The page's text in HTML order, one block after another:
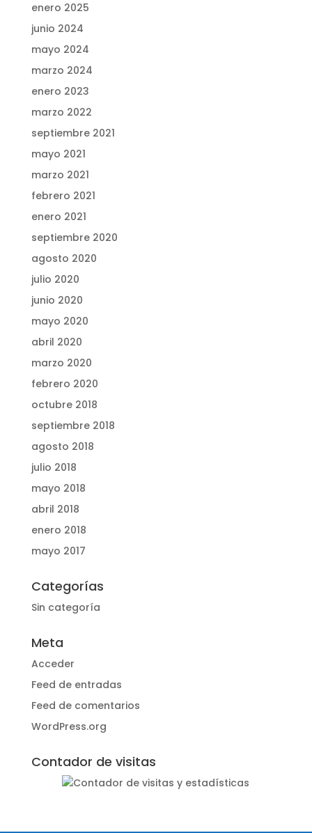
enero 2025
junio 2024
mayo 2024
marzo 2024
enero 2023
marzo 2022
septiembre 2021
mayo 2021
marzo 2021
febrero 2021
enero 2021
septiembre 2020
agosto 2020
julio 2020
junio 2020
mayo 2020
abril 2020
marzo 2020
febrero 2020
octubre 2018
septiembre 2018
agosto 2018
julio 2018
mayo 2018
abril 2018
enero 2018
mayo 2017
Categorías
Sin categoría
Meta
Acceder
Feed de entradas
Feed de comentarios
WordPress.org
Contador de visitas